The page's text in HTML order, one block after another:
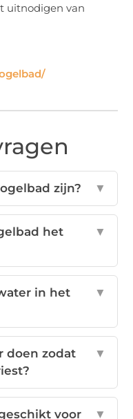
uitnodigen van
zijn? ▼
het
▼
in het
▼
doen zodat
▼
voor ▼